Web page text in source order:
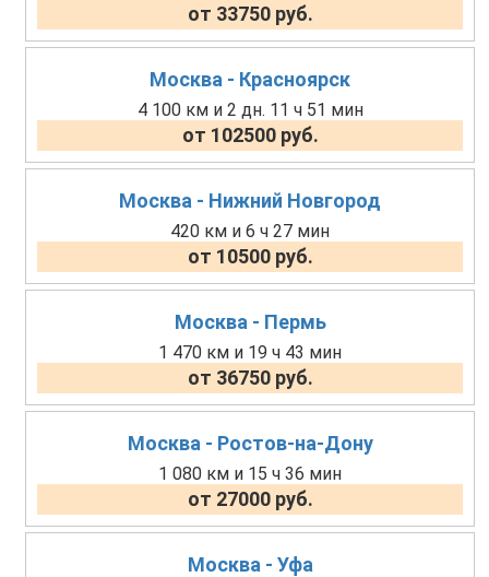
от 33750 руб.
Москва - Красноярск
4 100 км и 2 дн. 11 ч 51 мин
от 102500 руб.
Москва - Нижний Новгород
420 км и 6 ч 27 мин
от 10500 руб.
Москва - Пермь
1 470 км и 19 ч 43 мин
от 36750 руб.
Москва - Ростов-на-Дону
1 080 км и 15 ч 36 мин
от 27000 руб.
Москва - Уфа